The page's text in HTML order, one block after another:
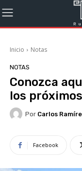
Inicio Notas
NOTAS
Conozca
los
Por Carlos
Facebook